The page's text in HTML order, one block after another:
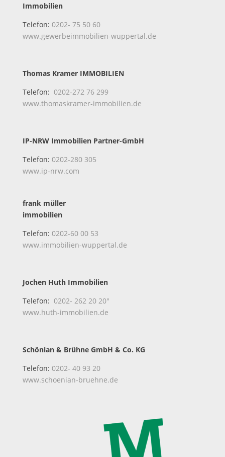
Immobilien
Telefon: 0202- 75 50 60
www.gewerbeimmobilien-wuppertal.de
Thomas Kramer IMMOBILIEN
Telefon: 0202-272 76 299
www.thomaskramer-immobilien.de
IP-NRW Immobilien Partner-GmbH
Telefon: 0202-280 305
www.ip-nrw.com
frank müller
immobilien
Telefon: 0202-60 00 53
www.immobilien-wuppertal.de
Jochen Huth Immobilien
Telefon: 0202- 262 20 20″
www.huth-immobilien.de
Schönian & Brühne GmbH & Co. KG
Telefon: 0202- 40 93 20
www.schoenian-bruehne.de